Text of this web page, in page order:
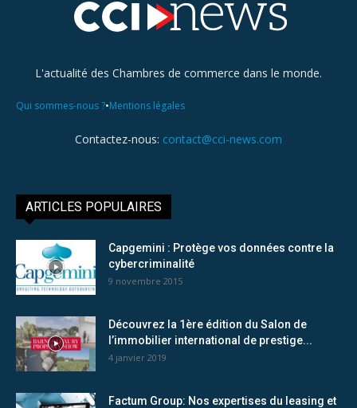
L'actualité des Chambres de commerce dans le monde.
Qui sommes-nous ?•Mentions légales
Contactez-nous: contact@cci-news.com
ARTICLES POPULAIRES
Capgemini : Protège vos données contre la
cybercriminalité
9 novembre 2015
Découvrez la 1ère édition du Salon de
l’immobilier international de prestige...
4 janvier 2019
Factum Group: Nos expertises du leasing et